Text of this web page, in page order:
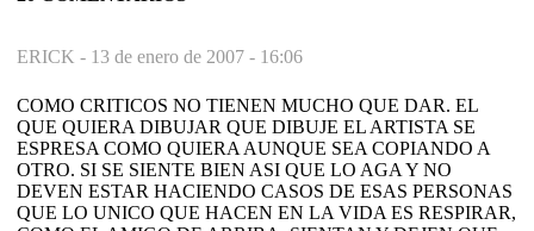
ERICK - 13 de enero de 2007 - 16:06
COMO CRITICOS NO TIENEN MUCHO QUE DAR. EL
QUE QUIERA DIBUJAR QUE DIBUJE EL ARTISTA SE
ESPRESA COMO QUIERA AUNQUE SEA COPIANDO A
OTRO. SI SE SIENTE BIEN ASI QUE LO AGA Y NO
DEVEN ESTAR HACIENDO CASOS DE ESAS PERSONAS
QUE LO UNICO QUE HACEN EN LA VIDA ES RESPIRAR,